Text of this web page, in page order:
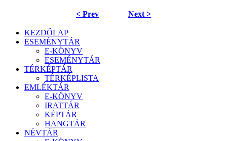
< Prev Next >
KEZDŐLAP
ESEMÉNYTÁR
E-KÖNYV
ESEMÉNYTÁR
TÉRKÉPTÁR
TÉRKÉPLISTA
EMLÉKTÁR
E-KÖNYV
IRATTÁR
KÉPTÁR
HANGTÁR
NÉVTÁR